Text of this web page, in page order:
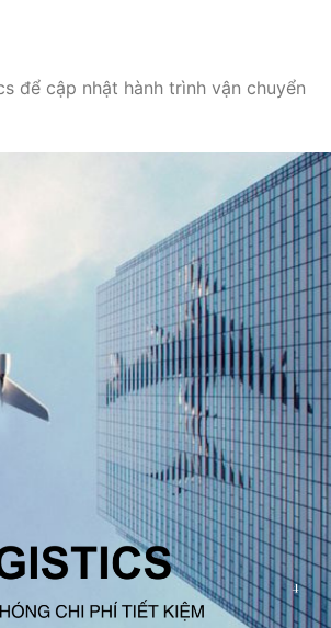
để cập nhật hành trình vận chuyển